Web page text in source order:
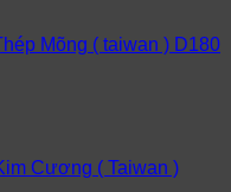
Mõng ( taiwan ) D180
Cương ( Taiwan )